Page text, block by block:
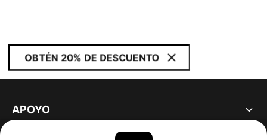
OBTÉN 20% DE DESCUENTO
APOYO